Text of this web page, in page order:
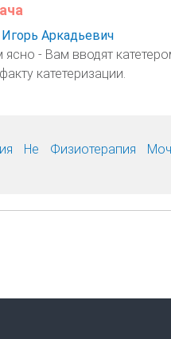
Аркадьевич
- Вам вводят
катетеризации.
Не Физиотерапия